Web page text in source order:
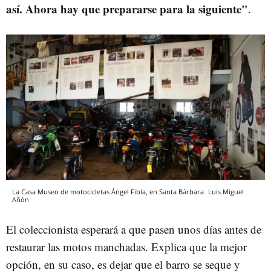
así. Ahora hay que prepararse para la siguiente".
La Casa Museo de motocicletas Ángel Fibla, en Santa Bàrbara Luis Miguel
Añón
El coleccionista esperará a que pasen unos días antes de
restaurar las motos manchadas. Explica que la mejor
opción, en su caso, es dejar que el barro se seque y